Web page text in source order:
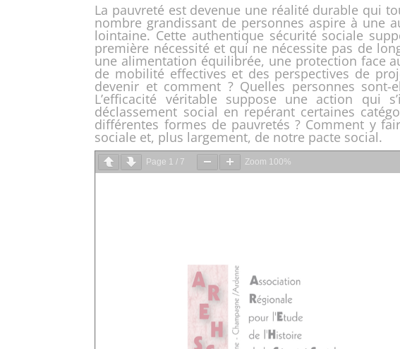
La pauvreté est devenue une réalité durable qui
nombre grandissant de personnes aspire à une
lointaine. Cette authentique sécurité sociale
première nécessité et qui ne nécessite pas de
une alimentation équilibrée, une protection face
de mobilité effectives et des perspectives de
devenir et comment ? Quelles personnes
L’efficacité véritable suppose une action qui
déclassement social en repérant certaines
différentes formes de pauvretés ? Comment y
sociale et, plus largement, de notre pacte social.
Page 1 / 7 Zoom 100%